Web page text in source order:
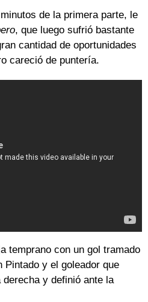
de la primera parte, le
, que luego sufrió bastante
cantidad de oportunidades
careció de puntería.
temprano con un gol tramado
Pintado y el goleador que
y definió ante la